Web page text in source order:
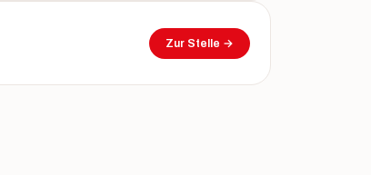
Zur Stelle →